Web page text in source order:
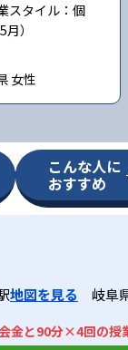
スタイル：個
）
女性
こんな人に
おすすめ
地図を見る 岐阜
金と90分×4回の授